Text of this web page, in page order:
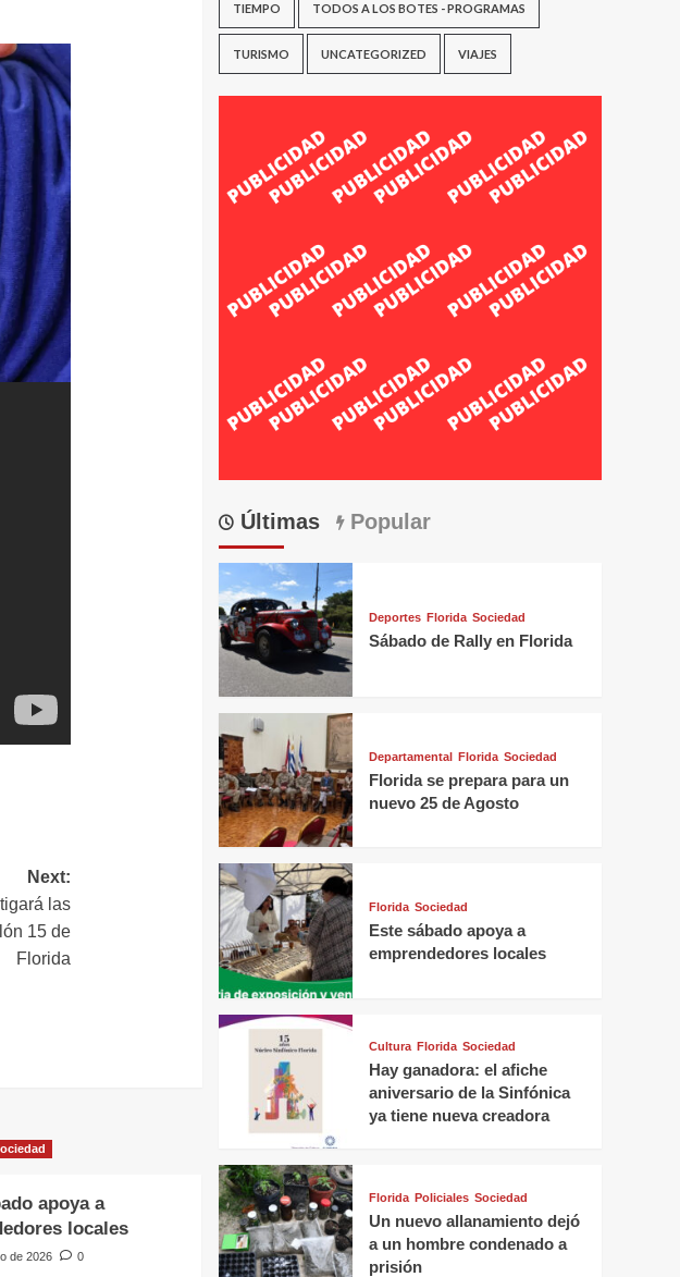
Next:
las
15 de
Florida
apoya a
locales
de 2026 0
TIEMPO TODOS A LOS BOTES - PROGRAMAS
TURISMO UNCATEGORIZED VIAJES
Últimas Popular
Deportes Florida Sociedad
Sábado de Rally en Florida
Departamental Florida Sociedad
Florida se prepara para un
nuevo 25 de Agosto
Florida Sociedad
Este sábado apoya a
emprendedores locales
Cultura Florida Sociedad
Hay ganadora: el afiche
aniversario de la Sinfónica
ya tiene nueva creadora
Florida Policiales Sociedad
Un nuevo allanamiento dejó
a un hombre condenado a
prisión